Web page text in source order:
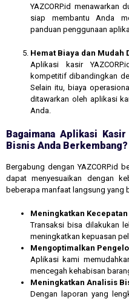
YAZCORP.id menawarkan
siap membantu Anda
panduan penggunaan
Hemat Biaya dan Mudah
Aplikasi kasir
kompetitif dibandingkan
Selain itu, biaya
ditawarkan oleh aplikasi
Anda.
Bagaimana Aplikasi
Bisnis Anda Berkembang?
Bergabung dengan YAZCORP.id
dapat menyesuaikan dengan
beberapa manfaat langsung yang
Meningkatkan
Transaksi bisa dilakukan
meningkatkan kepuasan
Mengoptimalkan
Aplikasi kami
mencegah kehabisan
Meningkatkan Analisis
Dengan laporan yang